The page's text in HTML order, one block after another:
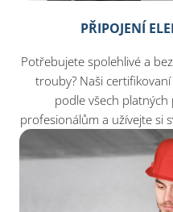
PŘIPOJENÍ
Potřebujete spolehlivé a
trouby? Naši
podle všech
profesionálům a užívejte si